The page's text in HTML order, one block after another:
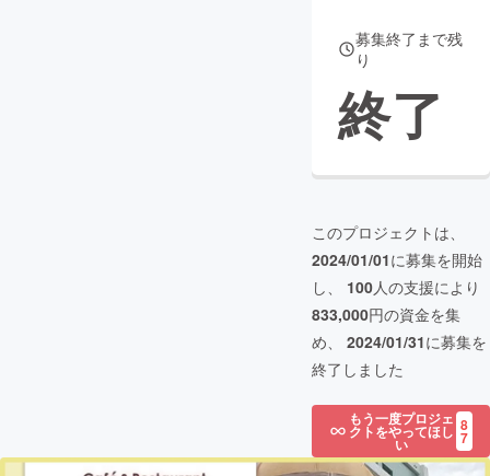
募集終了まで残
り
終了
このプロジェクトは、
2024/01/01に募集を開始
し、 100人の支援により
833,000円の資金を集
め、 2024/01/31に募集を
終了しました
もう一度プロジェ
クトをやってほし
い
8
7